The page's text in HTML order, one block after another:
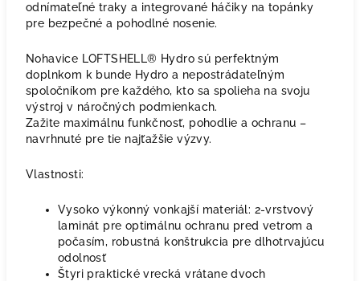
odnímateľné traky a integrované háčiky na topánky
pre bezpečné a pohodlné nosenie.
Nohavice LOFTSHELL® Hydro sú perfektným
doplnkom k bunde Hydro a nepostrádateľným
spoločníkom pre každého, kto sa spolieha na svoju
výstroj v náročných podmienkach.
Zažite maximálnu funkčnosť, pohodlie a ochranu –
navrhnuté pre tie najťažšie výzvy.
Vlastnosti:
Vysoko výkonný vonkajší materiál: 2-vrstvový
laminát pre optimálnu ochranu pred vetrom a
počasím, robustná konštrukcia pre dlhotrvajúcu
odolnosť
Štyri praktické vrecká vrátane dvoch